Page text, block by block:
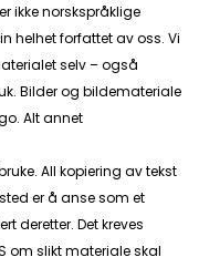
ikke norskspråklige
helhet forfattet av oss. Vi
selv – også
Bilder og bildemateriale
Alt annet
All kopiering av tekst
er å anse som et
deretter. Det kreves
om slikt materiale skal